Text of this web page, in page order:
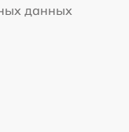
данных